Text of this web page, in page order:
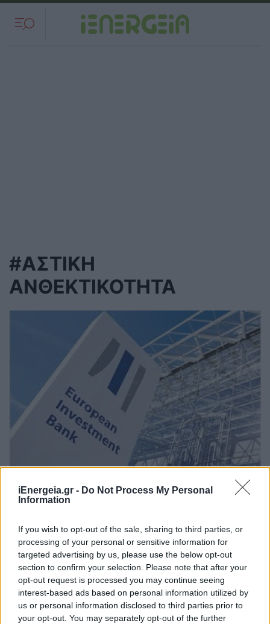
iEnergeia.gr - Do Not Process My Personal
Information
If you wish to opt-out of the sale, sharing to third parties, or
processing of your personal or sensitive information for
targeted advertising by us, please use the below opt-out
section to confirm your selection. Please note that after your
opt-out request is processed you may continue seeing
interest-based ads based on personal information utilized by
us or personal information disclosed to third parties prior to
your opt-out. You may separately opt-out of the further
#ΑΣΤΙΚΗ
ΑΝΘΕΚΤΙΚΟΤΗΤΑ
Παρακαταθηκών και Δανείων για
επενδύσεων στην Ελλάδα
ΠΟΛΙΤΙΚΗ
28/04/2026 - 09:26